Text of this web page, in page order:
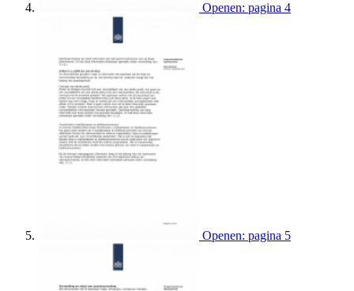
Openen: pagina 4
Openen: pagina 5